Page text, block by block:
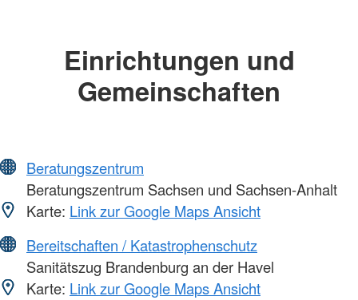
Einrichtungen und
Gemeinschaften
Beratungszentrum
Beratungszentrum Sachsen und Sachsen-Anhalt
Karte: Link zur Google Maps Ansicht
Bereitschaften / Katastrophenschutz
Sanitätszug Brandenburg an der Havel
Karte: Link zur Google Maps Ansicht